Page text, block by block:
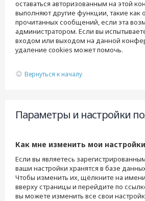
оставаться авторизованным на этой
выполняют другие функции, такие как
прочитанных сообщений, если эта
администратором. Если вы
входом или выходом на данной
удаление cookies может помочь.
Вернуться к началу
Параметры и настройки
Как мне изменить мои
Если вы являетесь
ваши настройки хранятся в базе
Чтобы изменить их, щёлкните на
вверху страницы и перейдите по
вы можете изменить все свои